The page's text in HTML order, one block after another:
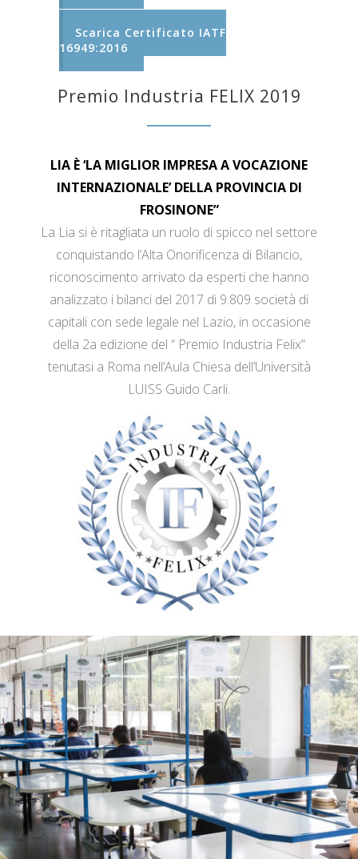
Scarica Certificato IATF
16949:2016
Premio Industria FELIX 2019
LIA È ‘LA MIGLIOR IMPRESA A VOCAZIONE
INTERNAZIONALE’ DELLA PROVINCIA DI
FROSINONE”
La Lia si è ritagliata un ruolo di spicco nel settore
conquistando l’Alta Onorificenza di Bilancio,
riconoscimento arrivato da esperti che hanno
analizzato i bilanci del 2017 di 9.809 società di
capitali con sede legale nel Lazio, in occasione
della 2a edizione del “ Premio Industria Felix”
tenutasi a Roma nell’Aula Chiesa dell’Università
LUISS Guido Carli.